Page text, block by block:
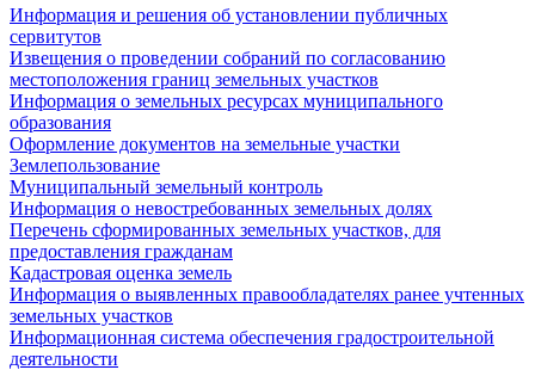
Информация и решения об установлении публичных
сервитутов
Извещения о проведении собраний по согласованию
местоположения границ земельных участков
Информация о земельных ресурсах муниципального
образования
Оформление документов на земельные участки
Землепользование
Муниципальный земельный контроль
Информация о невостребованных земельных долях
Перечень сформированных земельных участков, для
предоставления гражданам
Кадастровая оценка земель
Информация о выявленных правообладателях ранее учтенных
земельных участков
Информационная система обеспечения градостроительной
деятельности